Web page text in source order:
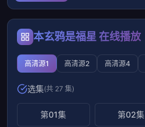
本玄鸦是福星 在线播放
高清源1 高清源2 高清源4
选集(共 27 集)
第01集 第02集